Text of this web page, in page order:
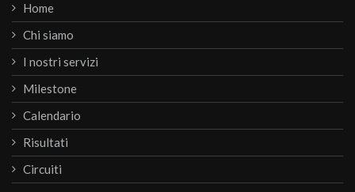
Home
Chi siamo
I nostri servizi
Milestone
Calendario
Risultati
Circuiti